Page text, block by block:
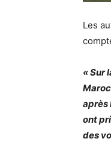
Les
« Sur
après
ont
des